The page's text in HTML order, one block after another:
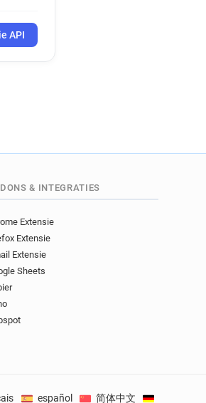
API
& INTEGRATIES
Extensie
Extensie
Extensie
Sheets
español 简体中文